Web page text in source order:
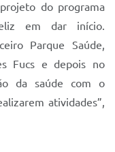
do programa
em dar início.
Parque Saúde,
Fucs e depois no
da saúde com o
atividades”,